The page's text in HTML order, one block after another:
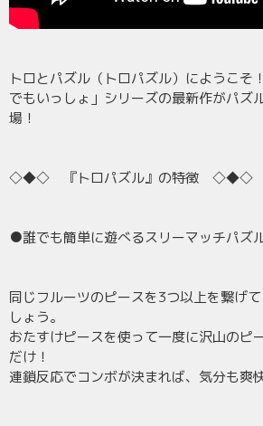
トロとパズル（トロパズル）にようこそ
でもいっしょ」シリーズの最新作がパズ
場！
◇◆◇ 『トロパズル』の特徴 ◇◆◇
●誰でも簡単に遊べるスリーマッチパズ
同じフルーツのピースを3つ以上を繋げ
しょう。
おたすけピースを使って一度に沢山のピ
だけ！
連鎖反応でコンボが決まれば、気分も爽快